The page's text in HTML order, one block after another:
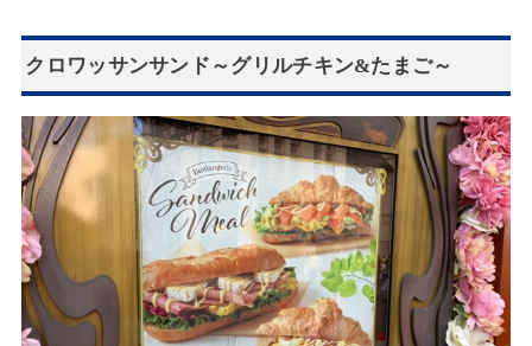
クロワッサンサンド～グリルチキン&たまご～